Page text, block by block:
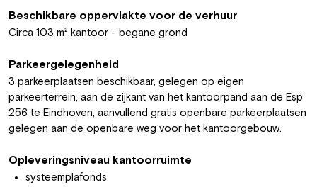
Beschikbare oppervlakte voor de verhuur
Circa 103 m² kantoor - begane grond
Parkeergelegenheid
3 parkeerplaatsen beschikbaar, gelegen op eigen
parkeerterrein, aan de zijkant van het kantoorpand aan de Esp
256 te Eindhoven, aanvullend gratis openbare parkeerplaatsen
gelegen aan de openbare weg voor het kantoorgebouw.
Opleveringsniveau kantoorruimte
systeemplafonds